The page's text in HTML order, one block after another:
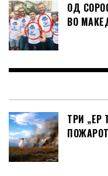
ОД
ВО
ТРИ „ЕР